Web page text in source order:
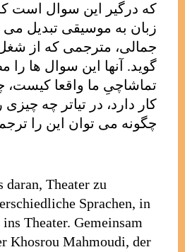
که درگیر این سوال است
زبان به موسیقی تبدیل می
جمالی، مترجمی که از
گوید. آنها این سوال ها
تماشاچیِ ما واقعا کیست،
کار دارد، در تیاتر چه
چگونه می توان این را
daran, Theater zu
Sprachen, in
Theater. Gemeinsam
Khosrou Mahmoudi, der